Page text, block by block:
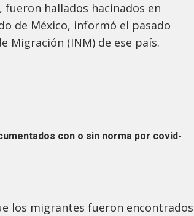
hallados hacinados en
de México, informó el pasado
Migración (INM) de ese país.
con o sin norma por covid-
los migrantes fueron encontrados